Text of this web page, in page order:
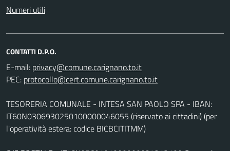
Numeri utili
CONTATTI D.P.O.
E-mail:
PEC:
TESORERIA COMUNALE - INTESA SAN PAOLO SPA - IBAN:
IT60N0306930250100000046055 (riservato ai cittadini) (per
l'operatività estera: codice BICBCITITMM)